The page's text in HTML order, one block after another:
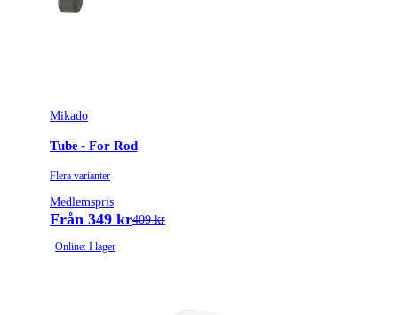
Mikado
Tube - For Rod
Flera varianter
Medlemspris
Från 349 kr409 kr
Online: I lager